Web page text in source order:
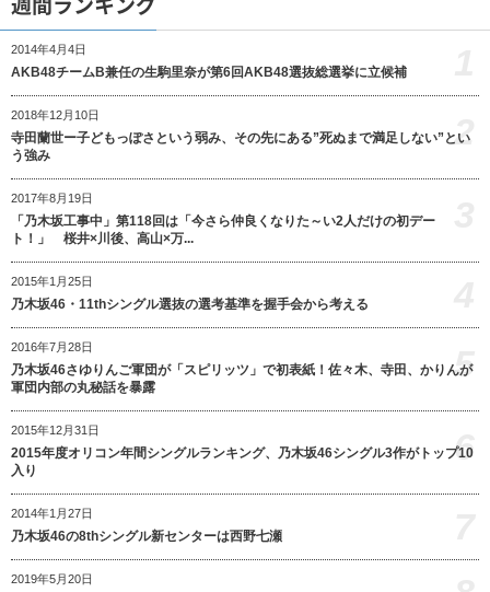
2014年4月4日
AKB48チームB兼任の生駒里奈が第6回AKB48選抜総選挙に立候補
2018年12月10日
寺田蘭世ー子どもっぽさという弱み、その先にある”死ぬまで満足しない”とい
う強み
2
2017年8月19日
「乃木坂工事中」第118回は「今さら仲良くなりた～い2人だけの初デー
ト！」 桜井×川後、高山×万...
2015年1月25日
乃木坂46・11thシングル選抜の選考基準を握手会から考える
2016年7月28日
乃木坂46さゆりんご軍団が「スピリッツ」で初表紙！佐々木、寺田、かりんが
軍団内部の丸秘話を暴露
5
2015年12月31日
2015年度オリコン年間シングルランキング、乃木坂46シングル3作がトップ10
入り
6
2014年1月27日
乃木坂46の8thシングル新センターは西野七瀬
2019年5月20日